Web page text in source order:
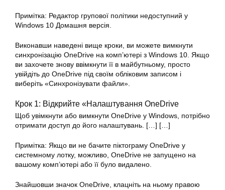
Примітка: Редактор групової політики недоступний у
Windows 10 Домашня версія.
Виконавши наведені вище кроки, ви можете вимкнути
синхронізацію OneDrive на комп’ютері з Windows 10. Якщо
ви захочете знову ввімкнути її в майбутньому, просто
увійдіть до OneDrive під своїм обліковим записом і
виберіть «Синхронізувати файли».
Крок 1: Відкрийте «Налаштування OneDrive
Щоб увімкнути або вимкнути OneDrive у Windows, потрібно
отримати доступ до його налаштувань. […] […]
Примітка: Якщо ви не бачите піктограму OneDrive у
системному лотку, можливо, OneDrive не запущено на
вашому комп’ютері або її було видалено.
Знайшовши значок OneDrive, клацніть на ньому правою